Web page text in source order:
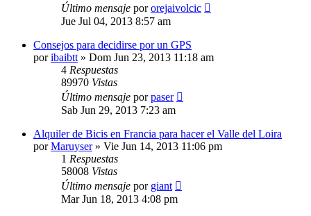
Último mensaje pororejaivolcic
Jue Jul 04, 2013 8:57 am
Consejos para decidirse por un GPS
poribaibtt » Dom Jun 23, 2013 11:18 am
4 Respuestas
89970 Vistas
Último mensaje porpaser
Sab Jun 29, 2013 7:23 am
Alquiler de Bicis en Francia para hacer el Valle del Loira
porMaruyser» Vie Jun 14, 2013 11:06 pm
1 Respuestas
58008 Vistas
Último mensaje por giant
Mar Jun 18, 2013 4:08 pm